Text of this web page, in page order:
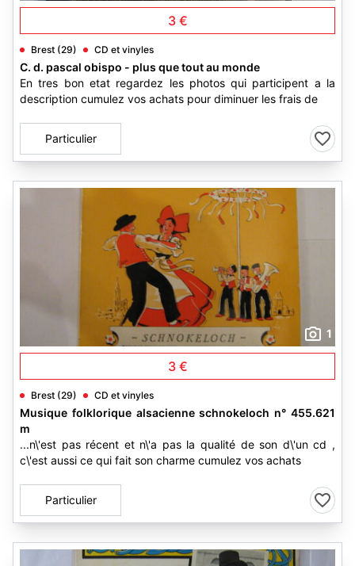
3 €
Brest (29) CD et vinyles
C. d. pascal obispo - plus que tout au monde
En tres bon etat regardez les photos qui participent a la
description cumulez vos achats pour diminuer les frais de
Particulier
1
3 €
Brest (29) CD et vinyles
Musique folklorique alsacienne schnokeloch n° 455.621
m
...n\'est pas récent et n\'a pas la qualité de son d\'un cd ,
c\'est aussi ce qui fait son charme cumulez vos achats
Particulier